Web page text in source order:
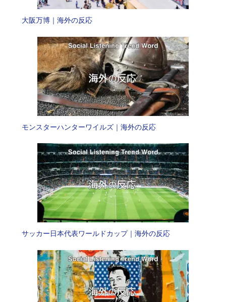
大阪万博｜海外の反応
モンスターハンターワイルズ｜海外の反応
サッカー日本代表ワールドカップ｜海外の反応